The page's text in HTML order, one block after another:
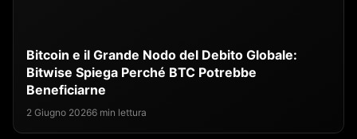
Bitcoin e il Grande Nodo del Debito Globale:
Bitwise Spiega Perché BTC Potrebbe
Beneficiarne
2 Giugno 20266 min lettura